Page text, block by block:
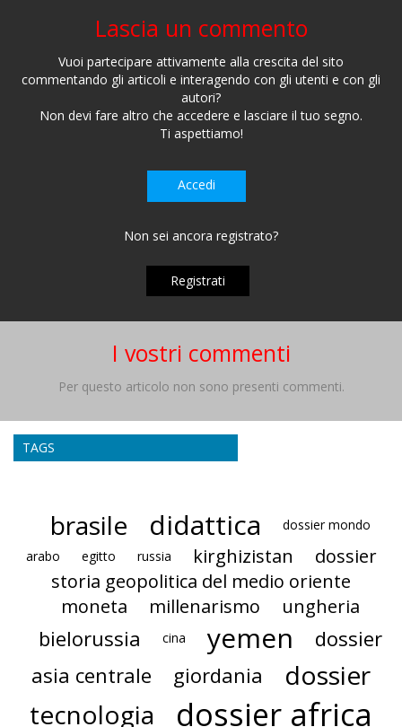
Lascia un commento
Vuoi partecipare attivamente alla crescita del sito
commentando gli articoli e interagendo con gli utenti e con gli
autori?
Non devi fare altro che accedere e lasciare il tuo segno.
Ti aspettiamo!
Accedi
Non sei ancora registrato?
Registrati
I vostri commenti
Per questo articolo non sono presenti commenti.
TAGS
brasile didattica
dossier mondo
arabo
egitto russia kirghizistan
dossier
storia geopolitica del medio oriente
moneta
millenarismo ungheria
bielorussia cina yemen
dossier
asia centrale
giordania
dossier
tecnologia
dossier africa